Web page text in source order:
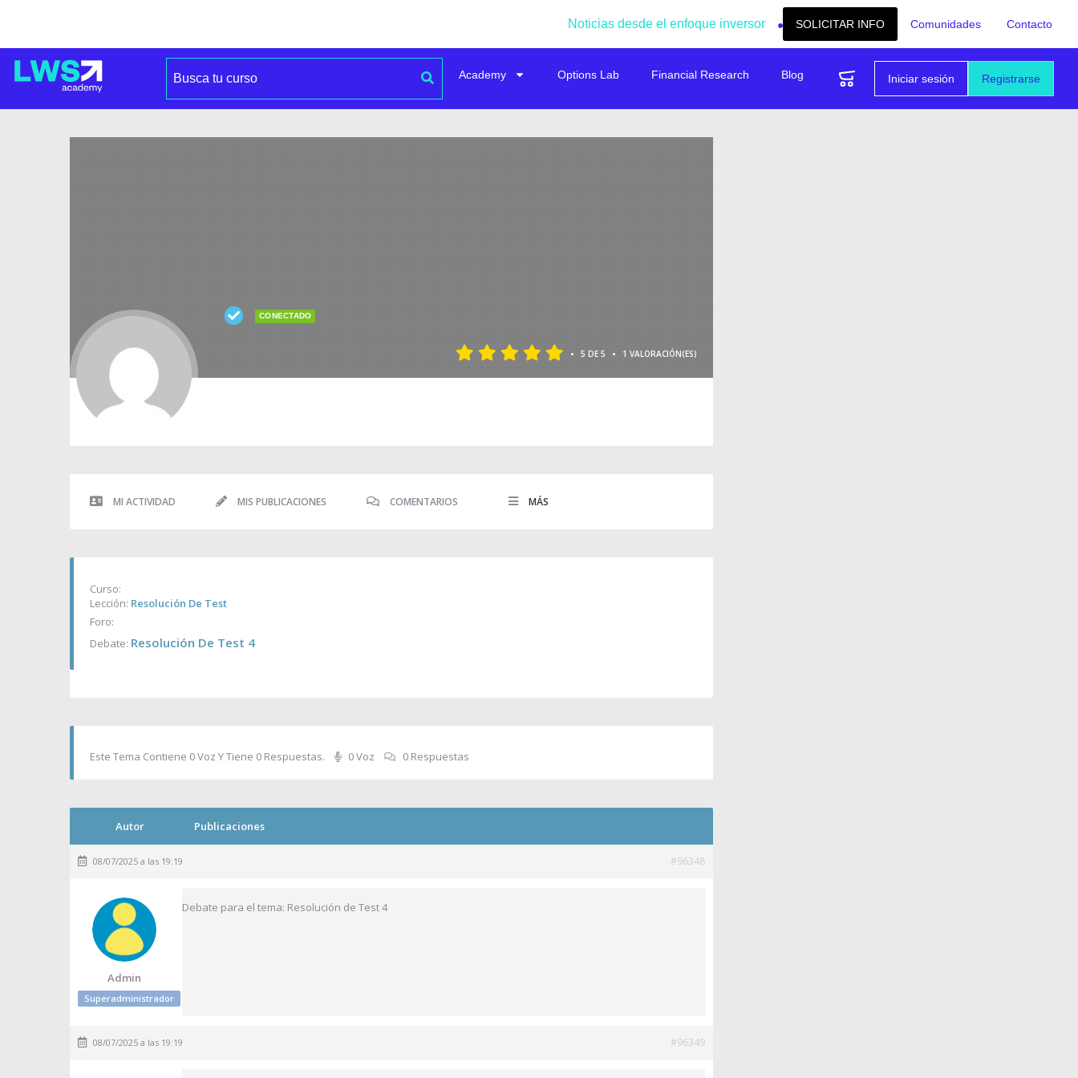
Noticias desde el enfoque inversor SOLICITAR INFO Comunidades Contacto
Registrarse
Iniciar sesión
Academy Options Lab Financial Research Blog
CONECTADO
• 5 DE 5 • 1 VALORACIÓN(ES)
MI ACTIVIDAD MIS PUBLICACIONES COMENTARIOS MÁS
Curso:
Lección: Resolución De Test
Foro:
Debate: Resolución De Test 4
Este Tema Contiene 0 Voz Y Tiene 0 Respuestas. 0 Voz 0 Respuestas
Autor Publicaciones
08/07/2025 a las 19:19 #96348
Admin
Superadministrador
Debate para el tema: Resolución de Test 4
08/07/2025 a las 19:19 #96349